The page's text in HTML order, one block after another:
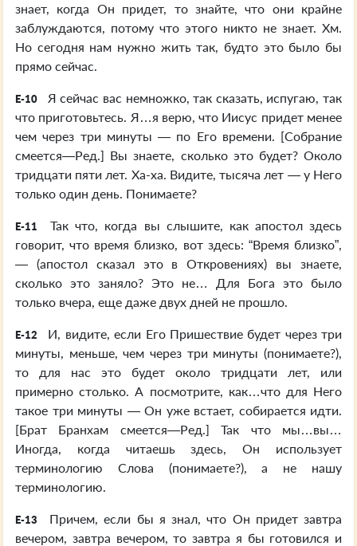
знает, когда Он придет, то знайте, что они крайне
заблуждаются, потому что этого никто не знает. Хм.
Но сегодня нам нужно жить так, будто это было бы
прямо сейчас.
E-10
Я сейчас вас немножко, так сказать, испугаю, так
что приготовьтесь. Я…я верю, что Иисус придет менее
чем через три минуты — по Его времени. [Собрание
смеется—Ред.] Вы знаете, сколько это будет? Около
тридцати пяти лет. Ха-ха. Видите, тысяча лет — у Него
только один день. Понимаете?
E-11
Так что, когда вы слышите, как апостол здесь
говорит, что время близко, вот здесь: “Время близко”,
— (апостол сказал это в Откровениях) вы знаете,
сколько это заняло? Это не… Для Бога это было
только вчера, еще даже двух дней не прошло.
E-12
И, видите, если Его Пришествие будет через три
минуты, меньше, чем через три минуты (понимаете?),
то для нас это будет около тридцати лет, или
примерно столько. А посмотрите, как…что для Него
такое три минуты — Он уже встает, собирается идти.
[Брат Бранхам смеется—Ред.] Так что мы…вы…
Иногда, когда читаешь здесь, Он использует
терминологию Слова (понимаете?), а не нашу
терминологию.
E-13
Причем, если бы я знал, что Он придет завтра
вечером, завтра вечером, то завтра я бы готовился и